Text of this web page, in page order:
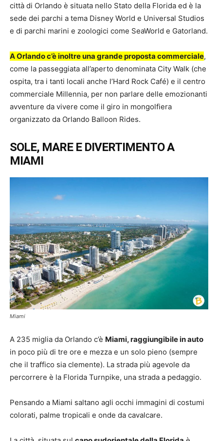
città di Orlando è situata nello Stato della Florida ed è la
sede dei parchi a tema Disney World e Universal Studios
e di parchi marini e zoologici come SeaWorld e Gatorland.
A Orlando c’è inoltre una grande proposta commerciale,
come la passeggiata all’aperto denominata City Walk (che
ospita, tra i tanti locali anche l’Hard Rock Café) e il centro
commerciale Millennia, per non parlare delle emozionanti
avventure da vivere come il giro in mongolfiera
organizzato da Orlando Balloon Rides.
SOLE, MARE E DIVERTIMENTO A
MIAMI
Miami
A 235 miglia da Orlando c’è Miami,raggiungibile in auto
in poco più di tre ore e mezza e un solo pieno (sempre
che il traffico sia clemente). La strada più agevole da
percorrere è la Florida Turnpike, una strada a pedaggio.
Pensando a Miami saltano agli occhi immagini di costumi
colorati, palme tropicali e onde da cavalcare.